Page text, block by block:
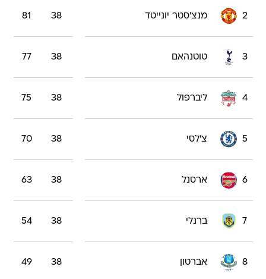
2 מנצ'סטר יונייטד 38
81
3 טוטנהאם 38
77
4 ליברפול 38
75
5 צ'לסי 38
70
6 ארסנל 38
63
7 ברנלי 38
54
8 אברטון 38
49